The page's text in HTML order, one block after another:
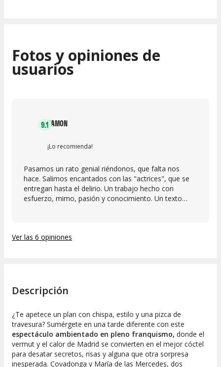
Fotos y opiniones de
usuarios
9.1RAMON
¡Lo recomienda!
Pasamos un rato genial riéndonos, que falta nos
hace. Salimos encantados con las "actrices", que se
entregan hasta el delirio. Un trabajo hecho con
esfuerzo, mimo, pasión y conocimiento. Un texto
un regimen atroz, que ojalá no vuelva.
Ver las 6 opiniones
Descripción
¿Te apetece un plan con chispa, estilo y una pizca de
travesura? Sumérgete en una tarde diferente con este
espectáculo ambientado en pleno franquismo, donde el
vermut y el calor de Madrid se convierten en el mejor cóctel
para desatar secretos, risas y alguna que otra sorpresa
inesperada. Covadonga y María de las Mercedes, dos